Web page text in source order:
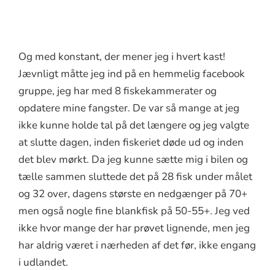
Og med konstant, der mener jeg i hvert kast!
Jævnligt måtte jeg ind på en hemmelig facebook
gruppe, jeg har med 8 fiskekammerater og
opdatere mine fangster. De var så mange at jeg
ikke kunne holde tal på det længere og jeg valgte
at slutte dagen, inden fiskeriet døde ud og inden
det blev mørkt. Da jeg kunne sætte mig i bilen og
tælle sammen sluttede det på 28 fisk under målet
og 32 over, dagens største en nedgænger på 70+
men også nogle fine blankfisk på 50-55+. Jeg ved
ikke hvor mange der har prøvet lignende, men jeg
har aldrig været i nærheden af det før, ikke engang
i udlandet.